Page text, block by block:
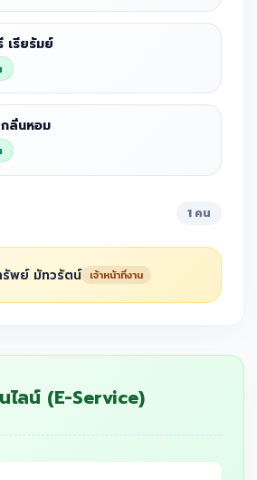
เรียรัมย์
ลิ่นหอม
1 คน
รัพย์ มัทวรัตน์ เจ้าหน้าที่งาน
ไลน์ (E-Service)